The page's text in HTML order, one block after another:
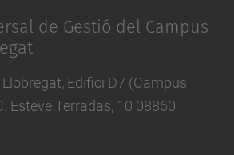
de Gestió del Campus
Edifici D7 (Campus
Esteve Terradas, 10 08860